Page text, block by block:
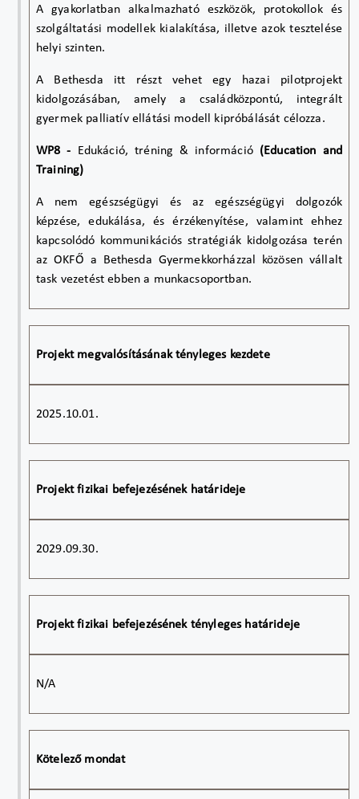
A gyakorlatban alkalmazható eszközök, protokollok és
szolgáltatási modellek kialakítása, illetve azok tesztelése
helyi szinten.
A Bethesda itt részt vehet egy hazai pilotprojekt
kidolgozásában, amely a családközpontú, integrált
gyermek palliatív ellátási modell kipróbálását célozza.
WP8 - Edukáció, tréning & információ (Education and
Training)
A nem egészségügyi és az egészségügyi dolgozók
képzése, edukálása, és érzékenyítése, valamint ehhez
kapcsolódó kommunikációs stratégiák kidolgozása terén
az OKFŐ a Bethesda Gyermekkorházzal közösen vállalt
task vezetést ebben a munkacsoportban.
Projekt megvalósításának tényleges kezdete
2025.10.01.
Projekt fizikai befejezésének határideje
2029.09.30.
Projekt fizikai befejezésének tényleges határideje
N/A
Kötelező mondat